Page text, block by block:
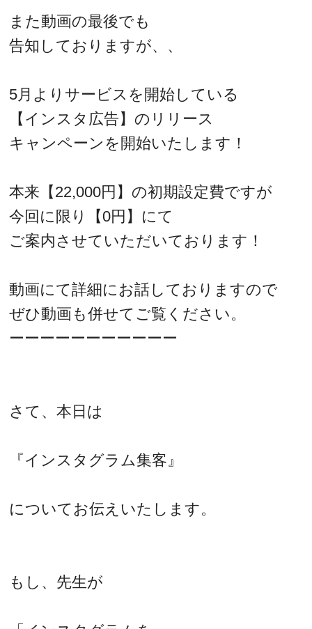
また動画の最後でも
告知しておりますが、、
5月よりサービスを開始している
【インスタ広告】のリリース
キャンペーンを開始いたします！
本来【22,000円】の初期設定費ですが
今回に限り【0円】にて
ご案内させていただいております！
動画にて詳細にお話しておりますので
ぜひ動画も併せてご覧ください。
ーーーーーーーーーーー
さて、本日は
『インスタグラム集客』
についてお伝えいたします。
もし、先生が